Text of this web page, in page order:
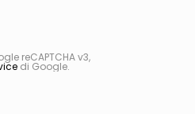
reCAPTCHA v3,
di Google.